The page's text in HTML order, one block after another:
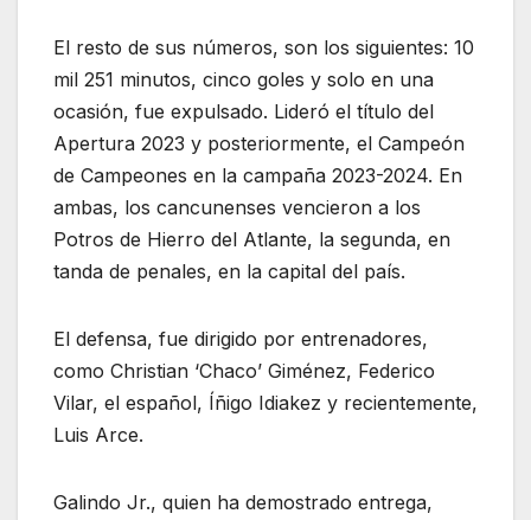
El resto de sus números, son los siguientes: 10
mil 251 minutos, cinco goles y solo en una
ocasión, fue expulsado. Lideró el título del
Apertura 2023 y posteriormente, el Campeón
de Campeones en la campaña 2023-2024. En
ambas, los cancunenses vencieron a los
Potros de Hierro del Atlante, la segunda, en
tanda de penales, en la capital del país.
El defensa, fue dirigido por entrenadores,
como Christian ‘Chaco’ Giménez, Federico
Vilar, el español, Íñigo Idiakez y recientemente,
Luis Arce.
Galindo Jr., quien ha demostrado entrega,